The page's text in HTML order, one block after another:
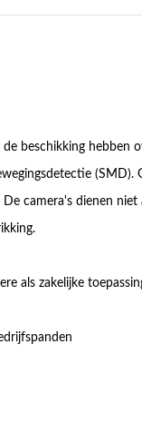
beschikking hebben
camera's dienen
als zakelijke